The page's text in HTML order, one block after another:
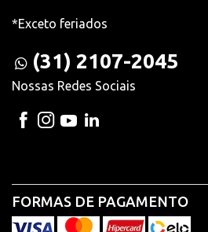
*Exceto feriados
(31) 2107-2045
Nossas Redes Sociais
FORMAS DE PAGAMENTO